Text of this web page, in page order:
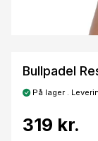
Bullpadel
På lager .
319 kr.